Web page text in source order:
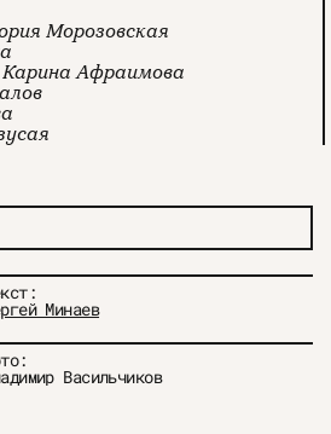
Минаев
Васильчиков
Морозовская
Карина Афраимова
ДОМ